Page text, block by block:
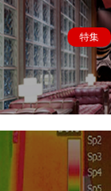
特集